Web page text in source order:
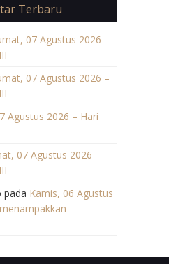
Terbaru
07 Agustus 2026 –
07 Agustus 2026 –
Agustus 2026 – Hari
07 Agustus 2026 –
pada Kamis, 06 Agustus